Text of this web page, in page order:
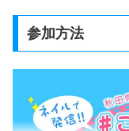
参加方法